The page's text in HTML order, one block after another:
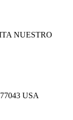
NUESTRO
USA